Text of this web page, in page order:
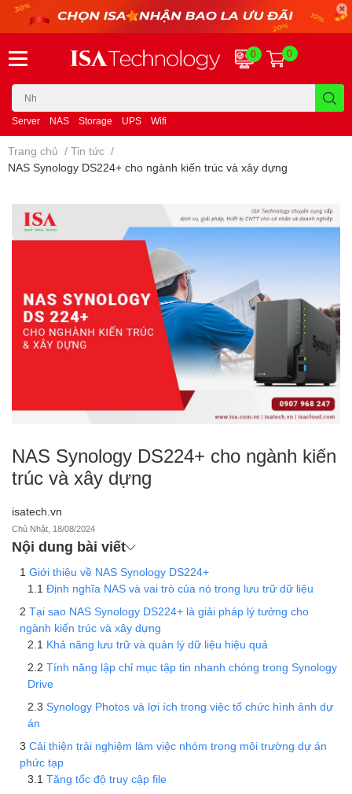
Server NAS Storage UPS Wifi
0 0
Trang chủ / Tin tức /
NAS Synology DS224+ cho ngành kiến trúc và xây dựng
NAS Synology DS224+ cho ngành kiến
trúc và xây dựng
isatech.vn
Chủ Nhật, 18/08/2024
Nội dung bài viết
Giới thiệu về NAS Synology DS224+
Định nghĩa NAS và vai trò của nó trong lưu trữ dữ liệu
Tại sao NAS Synology DS224+ là giải pháp lý tưởng cho
ngành kiến trúc và xây dựng
Khả năng lưu trữ và quản lý dữ liệu hiệu quả
Tính năng lập chỉ mục tập tin nhanh chóng trong Synology
Drive
Synology Photos và lợi ích trong việc tổ chức hình ảnh dự
án
Cải thiện trải nghiệm làm việc nhóm trong môi trường dự án
phức tạp
Tăng tốc độ truy cập file